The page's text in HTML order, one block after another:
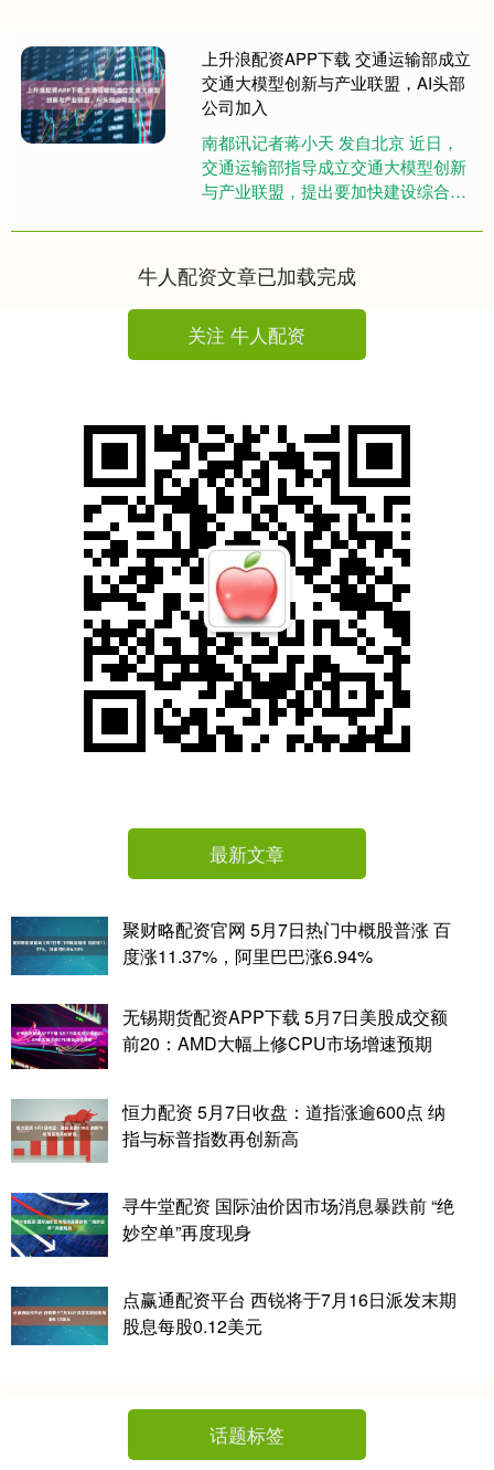
上升浪配资APP下载 交通运输部成立
交通大模型创新与产业联盟，AI头部
公司加入
南都讯记者蒋小天 发自北京 近日，
交通运输部指导成立交通大模型创新
与产业联盟，提出要加快建设综合交
27日，交通运输部新闻发言人李....
牛人配资文章已加载完成
关注 牛人配资
最新文章
聚财略配资官网 5月7日热门中概股普涨 百
度涨11.37%，阿里巴巴涨6.94%
无锡期货配资APP下载 5月7日美股成交额
前20：AMD大幅上修CPU市场增速预期
恒力配资 5月7日收盘：道指涨逾600点 纳
指与标普指数再创新高
寻牛堂配资 国际油价因市场消息暴跌前 “绝
妙空单”再度现身
点赢通配资平台 西锐将于7月16日派发末期
股息每股0.12美元
话题标签